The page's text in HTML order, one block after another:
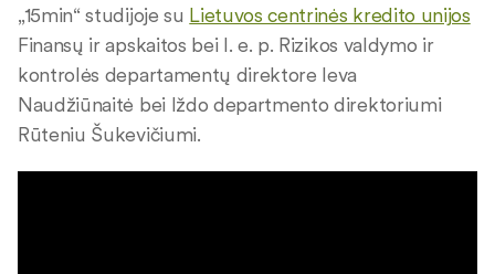
„15min“ studijoje su Lietuvos centrinės kredito unijos
Finansų ir apskaitos bei l. e. p. Rizikos valdymo ir
kontrolės departamentų direktore Ieva
Naudžiūnaitė bei Iždo departmento direktoriumi
Rūteniu Šukevičiumi.